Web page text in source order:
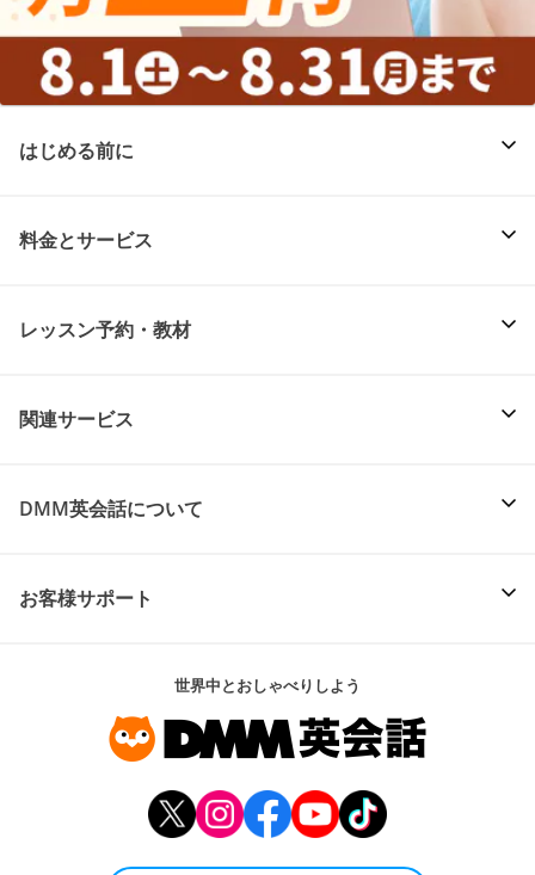
はじめる前に
料金とサービス
レッスン予約・教材
関連サービス
DMM英会話について
お客様サポート
世界中とおしゃべりしよう